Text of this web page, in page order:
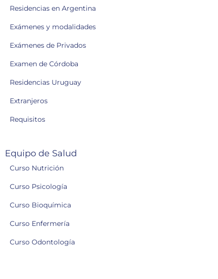
Residencias en Argentina
Exámenes y modalidades
Exámenes de Privados
Examen de Córdoba
Residencias Uruguay
Extranjeros
Requisitos
Equipo de Salud
Curso Nutrición
Curso Psicología
Curso Bioquímica
Curso Enfermería
Curso Odontología